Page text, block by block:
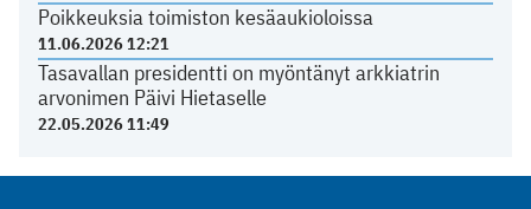
Poikkeuksia toimiston kesäaukioloissa
11.06.2026 12:21
Tasavallan presidentti on myöntänyt arkkiatrin
arvonimen Päivi Hietaselle
22.05.2026 11:49